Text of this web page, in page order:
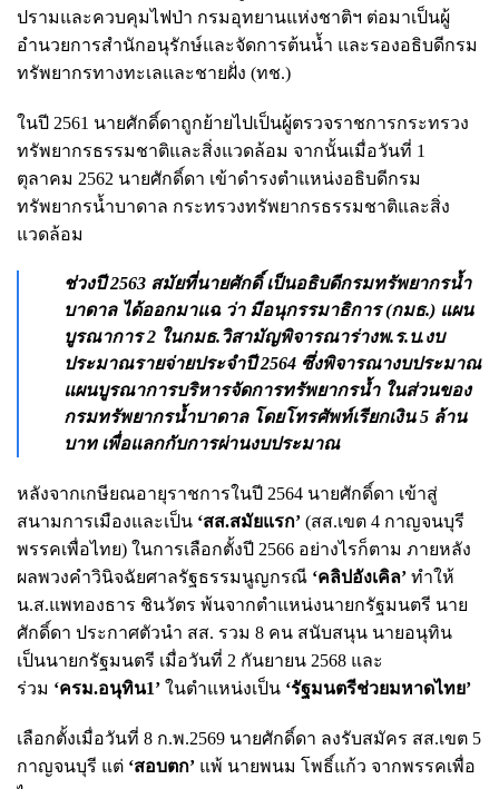
ปรามและควบคุมไฟป่า กรมอุทยานแห่งชาติฯ ต่อมาเป็นผู้
อำนวยการสำนักอนุรักษ์และจัดการต้นน้ำ และรองอธิบดีกรม
ทรัพยากรทางทะเลและชายฝั่ง (ทช.)
ในปี 2561 นายศักดิ์ดาถูกย้ายไปเป็นผู้ตรวจราชการกระทรวง
ทรัพยากรธรรมชาติและสิ่งแวดล้อม จากนั้นเมื่อวันที่ 1
ตุลาคม 2562 นายศักดิ์ดา เข้าดำรงตำแหน่งอธิบดีกรม
ทรัพยากรน้ำบาดาล กระทรวงทรัพยากรธรรมชาติและสิ่ง
แวดล้อม
ช่วงปี 2563 สมัยที่นายศักดิ์ เป็นอธิบดีกรมทรัพยากรน้ำ
บาดาล ได้ออกมาแฉ ว่า มีอนุกรรมาธิการ (กมธ.) แผน
บูรณาการ 2 ในกมธ.วิสามัญพิจารณาร่างพ.ร.บ.งบ
ประมาณรายจ่ายประจำปี 2564 ซึ่งพิจารณางบประมาณ
แผนบูรณาการบริหารจัดการทรัพยากรน้ำ ในส่วนของ
กรมทรัพยากรน้ำบาดาล โดยโทรศัพท์เรียกเงิน 5 ล้าน
บาท เพื่อแลกกับการผ่านงบประมาณ
หลังจากเกษียณอายุราชการในปี 2564 นายศักดิ์ดา เข้าสู่
สนามการเมืองและเป็น ‘สส.สมัยแรก’ (สส.เขต 4 กาญจนบุรี
พรรคเพื่อไทย) ในการเลือกตั้งปี 2566 อย่างไรก็ตาม ภายหลัง
ผลพวงคำวินิจฉัยศาลรัฐธรรมนูญกรณี ‘คลิปอังเคิล’ ทำให้
น.ส.แพทองธาร ชินวัตร พ้นจากตำแหน่งนายกรัฐมนตรี นาย
ศักดิ์ดา ประกาศตัวนำ สส. รวม 8 คน สนับสนุน นายอนุทิน
เป็นนายกรัฐมนตรี เมื่อวันที่ 2 กันยายน 2568 และ
ร่วม ‘ครม.อนุทิน1’ ในตำแหน่งเป็น ‘รัฐมนตรีช่วยมหาดไทย’
เลือกตั้งเมื่อวันที่ 8 ก.พ.2569 นายศักดิ์ดา ลงรับสมัคร สส.เขต 5
กาญจนบุรี แต่ ‘สอบตก’ แพ้ นายพนม โพธิ์แก้ว จากพรรคเพื่อ